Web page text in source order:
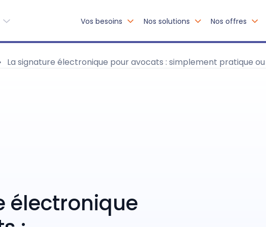
Vos besoins Nos solutions Nos offres
La signature électronique pour avocats : simplement pratique
électronique